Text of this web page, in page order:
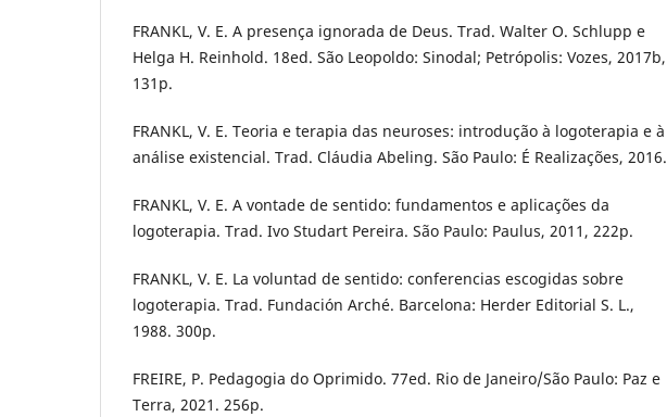
FRANKL, V. E. A presença ignorada de Deus. Trad. Walter O. Schlupp e
Helga H. Reinhold. 18ed. São Leopoldo: Sinodal; Petrópolis: Vozes, 2017b,
131p.
FRANKL, V. E. Teoria e terapia das neuroses: introdução à logoterapia e à
análise existencial. Trad. Cláudia Abeling. São Paulo: É Realizações, 2016.
FRANKL, V. E. A vontade de sentido: fundamentos e aplicações da
logoterapia. Trad. Ivo Studart Pereira. São Paulo: Paulus, 2011, 222p.
FRANKL, V. E. La voluntad de sentido: conferencias escogidas sobre
logoterapia. Trad. Fundación Arché. Barcelona: Herder Editorial S. L.,
1988. 300p.
FREIRE, P. Pedagogia do Oprimido. 77ed. Rio de Janeiro/São Paulo: Paz e
Terra, 2021. 256p.